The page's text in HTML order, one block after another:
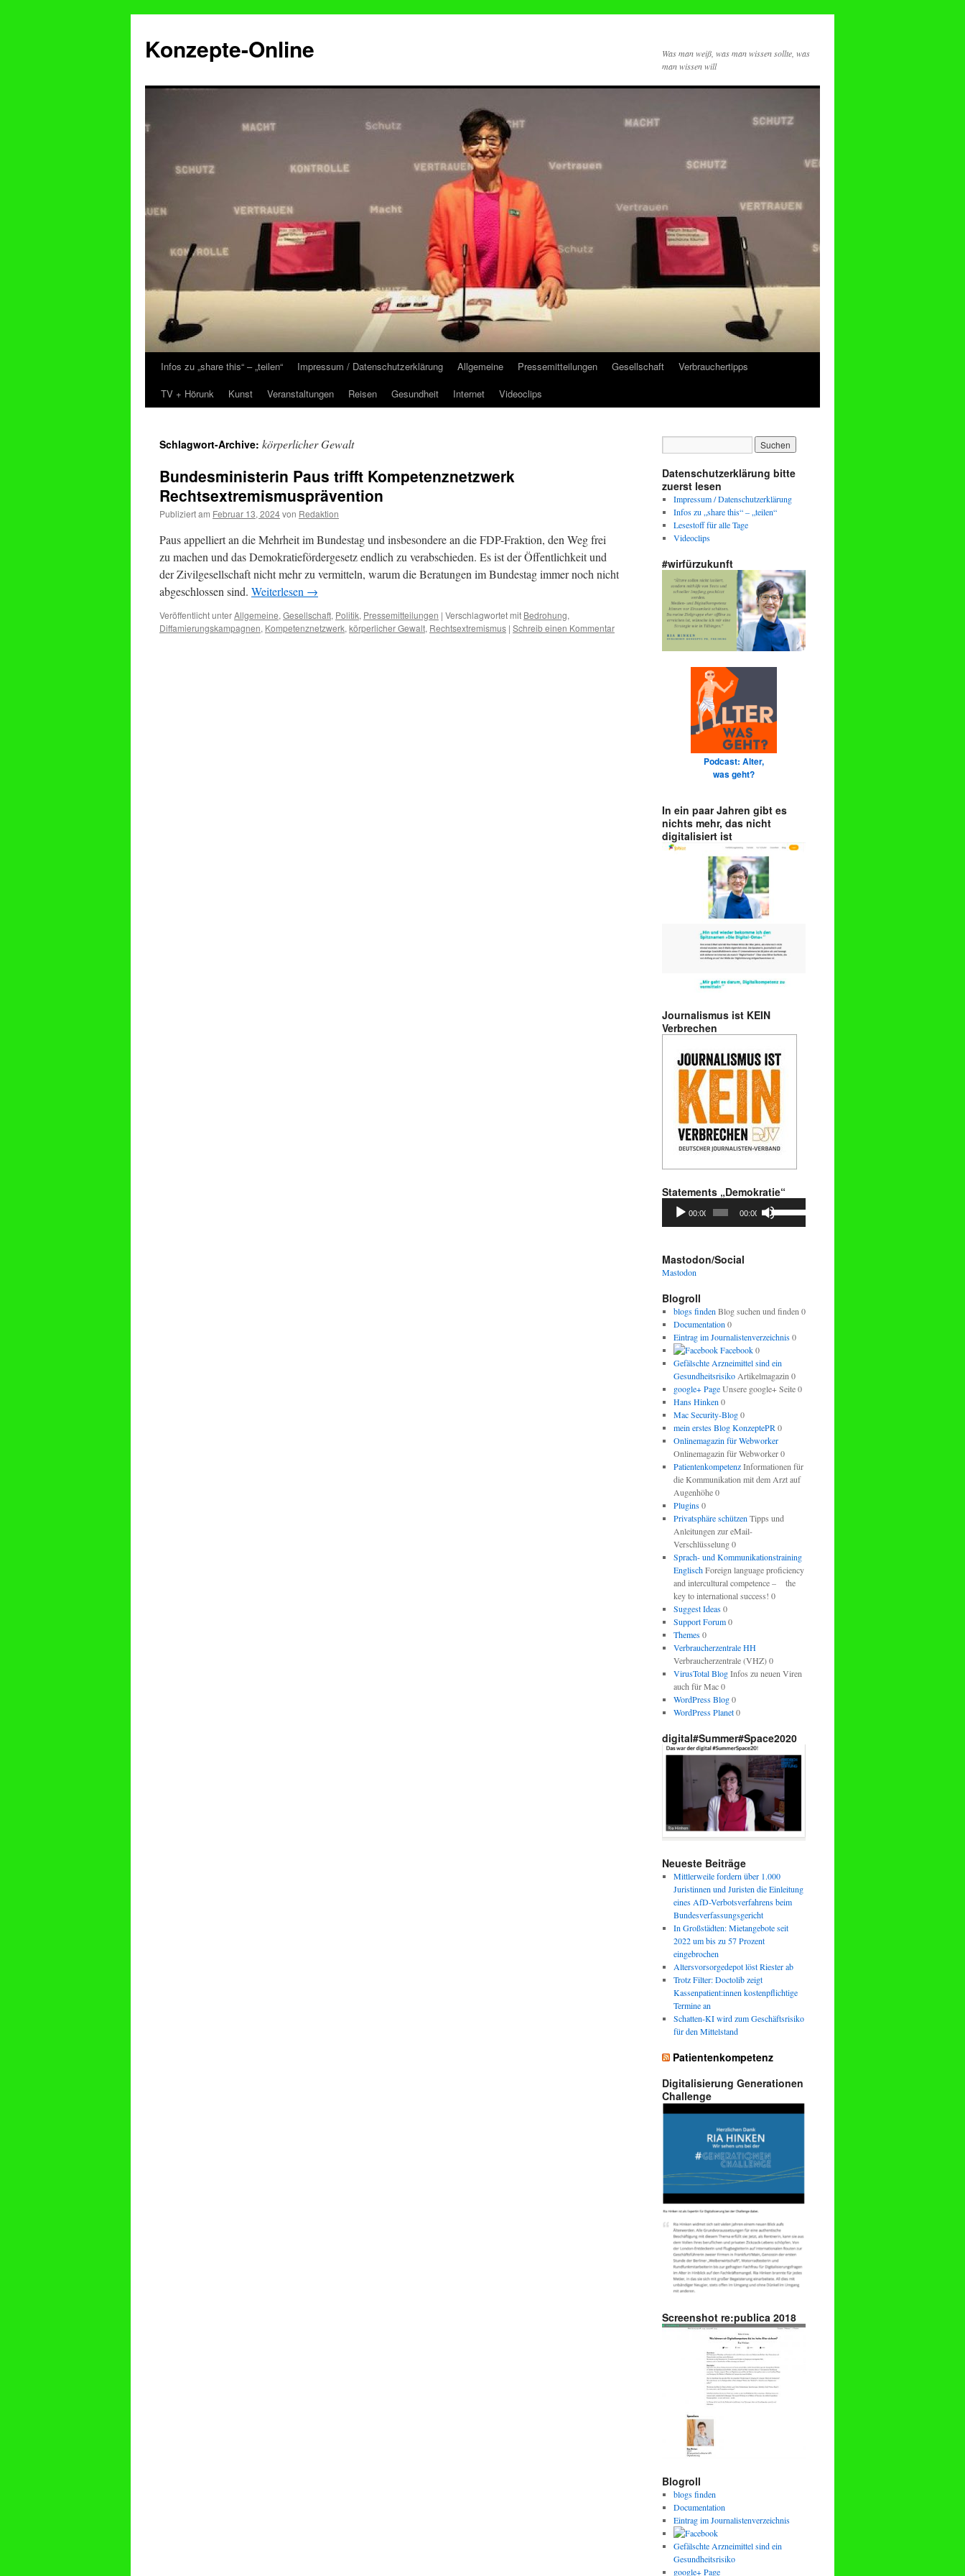
Konzepte-Online
Was man weiß, was man wissen sollte, was
man wissen will
Zum
Inhalt
Infos zu „share this“ – „teilen“ Impressum / Datenschutzerklärung Allgemeine Pressemitteilungen Gesellschaft
Verbrauchertipps
TV + Hörunk
Kunst Veranstaltungen Reisen Gesundheit Internet Videoclips
Schlagwort-Archive: körperlicher Gewalt
Bundesministerin Paus trifft Kompetenznetzwerk
Rechtsextremismusprävention
Publiziert am Februar 13, 2024von Redaktion
Paus appelliert an die Mehrheit im Bundestag und insbesondere an die FDP-Fraktion, den Weg frei
zu machen und das Demokratiefördergesetz endlich zu verabschieden. Es ist der Öffentlichkeit und
der Zivilgesellschaft nicht mehr zu vermitteln, warum die Beratungen im Bundestag immer noch nicht
abgeschlossen sind. Weiterlesen →
Veröffentlicht unterAllgemeine, Gesellschaft, Politik, Pressemitteilungen | Verschlagwortet mit Bedrohung,
Diffamierungskampagnen, Kompetenznetzwerk, körperlicher Gewalt, Rechtsextremismus | Schreib einen Kommentar
Datenschutzerklärung bitte
zuerst lesen
Impressum / Datenschutzerklärung
Infos zu „share this“ – „teilen“
Lesestoff für alle Tage
Videoclips
#wirfürzukunft
Podcast: Alter,
was geht?
In ein paar Jahren gibt es
nichts mehr, das nicht
digitalisiert ist
Journalismus ist KEIN
Verbrechen
Statements „Demokratie“
Audio-
Player
00:00 00:00
Hoch/Runter
benutzen,
Mastodon/Social
Mastodon
Blogroll
blogs finden Blog suchen und finden 0
Documentation 0
Eintrag im Journalistenverzeichnis0
Facebook0
Gefälschte Arzneimittel sind ein
GesundheitsrisikoArtikelmagazin 0
google+ PageUnsere google+ Seite 0
Hans Hinken 0
Mac Security-Blog0
mein erstes Blog KonzeptePR 0
Onlinemagazin für Webworker
Onlinemagazin für Webworker 0
PatientenkompetenzInformationen für
die Kommunikation mit dem Arzt auf
Augenhöhe 0
Plugins0
Privatsphäre schützen Tipps und
Anleitungen zur eMail-
Verschlüsselung 0
Sprach- und Kommunikationstraining
EnglischForeign language proficiency
and intercultural competence – the
key to international success! 0
Suggest Ideas0
Support Forum0
Themes0
Verbraucherzentrale HH
Verbraucherzentrale (VHZ) 0
VirusTotal BlogInfos zu neuen Viren
auch für Mac 0
WordPress Blog0
WordPress Planet0
digital#Summer#Space2020
Neueste Beiträge
Mittlerweile fordern über 1.000
Juristinnen und Juristen die Einleitung
eines AfD-Verbotsverfahrens beim
Bundesverfassungsgericht
In Großstädten: Mietangebote seit
2022 um bis zu 57 Prozent
eingebrochen
Altersvorsorgedepot löst Riester ab
Trotz Filter: Doctolib zeigt
Kassenpatient:innen kostenpflichtige
Termine an
Schatten-KI wird zum Geschäftsrisiko
für den Mittelstand
Patientenkompetenz
Digitalisierung Generationen
Challenge
Screenshot re:publica 2018
Blogroll
blogs finden
Documentation
Eintrag im Journalistenverzeichnis
Gefälschte Arzneimittel sind ein
Gesundheitsrisiko
google+ Page